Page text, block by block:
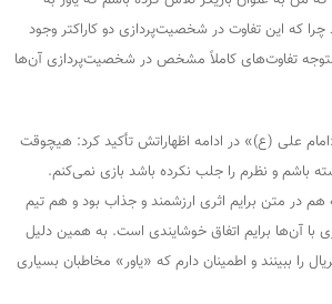
که این تفاوت در شخصیت‌پردازی دو کاراکتر وجود
تفاوت‌های کاملاً مشخص در شخصیت‌پردازی آن‌ها
علی (ع)» در ادامه اظهاراتش تأکید کرد: هیچوقت
باشم و نظرم را جلب نکرده باشد بازی نمی‌کنم.
در متن برایم اثری ارزشمند و جذاب بود و هم تیم
با آن‌ها برایم اتفاق خوشایندی است. به همین دلیل
را ببینند و اطمینان دارم که «یاور» مخاطبان بسیاری